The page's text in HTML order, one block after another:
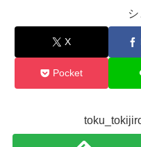
X
Pocket